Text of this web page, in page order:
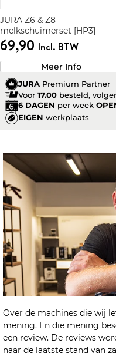
JURA Z6 & Z8
melkschuimerset [HP3]
69,90 Incl. BTW
Meer Info
JURA Premium Partner
Voor 17.00 besteld,
6 DAGEN per week
EIGEN werkplaats
Over de machines die wij
mening. En die mening
een review. De reviews
naar de laatste stand van